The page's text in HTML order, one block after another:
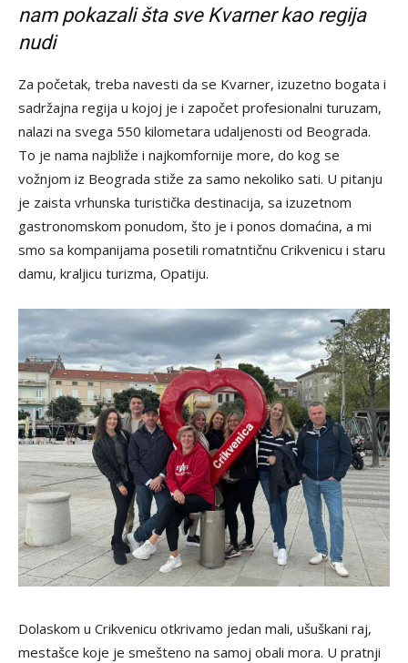
nam pokazali šta sve Kvarner kao regija
nudi
Za početak, treba navesti da se Kvarner, izuzetno bogata i
sadržajna regija u kojoj je i započet profesionalni turuzam,
nalazi na svega 550 kilometara udaljenosti od Beograda.
To je nama najbliže i najkomfornije more, do kog se
vožnjom iz Beograda stiže za samo nekoliko sati. U pitanju
je zaista vrhunska turistička destinacija, sa izuzetnom
gastronomskom ponudom, što je i ponos domaćina, a mi
smo sa kompanijama posetili romatntičnu Crikvenicu i staru
damu, kraljicu turizma, Opatiju.
Dolaskom u Crikvenicu otkrivamo jedan mali, ušuškani raj,
mestašce koje je smešteno na samoj obali mora. U pratnji